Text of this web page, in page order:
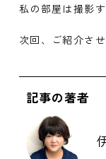
私の部屋は撮影
次回、ご紹介さ
記事の著者